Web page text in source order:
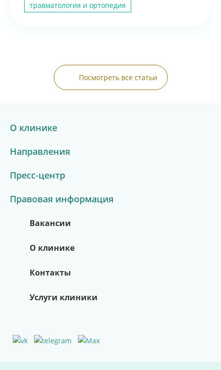
ПРИСОЕДИНЯЙТЕСЬ
Всё о здоровье в одном месте
Новости из жизни клиники
Перейти в канал
травматология и ортопедия
Посмотреть все статьи
О клинике
Направления
Пресс-центр
Правовая информация
Вакансии
О клинике
Контакты
Услуги клиники